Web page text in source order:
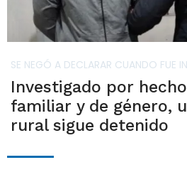
SE NEGÓ A DECLARAR CUANDO FUE
Investigado por
familiar y de género,
rural sigue detenido